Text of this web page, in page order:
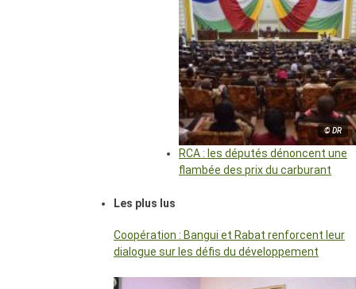
© DR
RCA : les députés dénoncent une
flambée des prix du carburant
Les plus lus
Coopération : Bangui et Rabat renforcent leur
dialogue sur les défis du développement